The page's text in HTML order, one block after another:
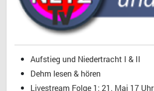
Aufstieg und Niedertracht I & II
Dehm lesen & hören
Livestream Folge 1: 21. Mai 17 Uhr